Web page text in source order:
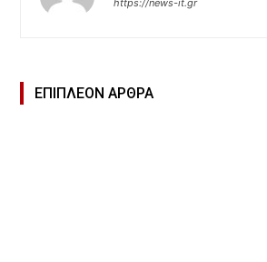
ΕΠΙΠΛΕΟΝ ΑΡΘΡΑ